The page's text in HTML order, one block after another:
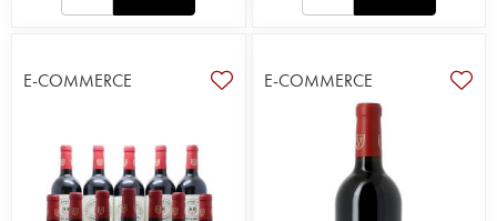
E-COMMERCE E-COMMERCE